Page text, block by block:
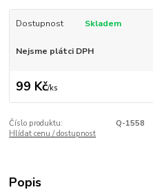
Dostupnost Skladem
Nejsme plátci DPH
99 Kč/ks
Číslo produktu:
Q-1558
Hlídat cenu / dostupnost
Popis